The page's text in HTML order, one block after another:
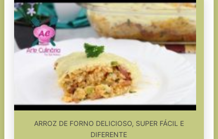
ARROZ DE FORNO DELICIOSO, SUPER FÁCIL E
DIFERENTE